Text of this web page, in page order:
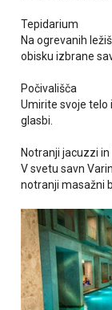
Tepidarium
Na ogrevanih
obisku izbrane
Počivališča
Umirite svoje telo
glasbi.
Notranji jacuzzi
V svetu savn
notranji masažni